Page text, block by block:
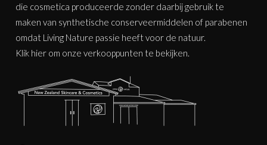
die cosmetica produceerde zonder daarbij gebruik te
maken van synthetische conserveermiddelen of parabenen
omdat Living Nature passie heeft voor de natuur.
Klik hier om onze verkooppunten te bekijken.